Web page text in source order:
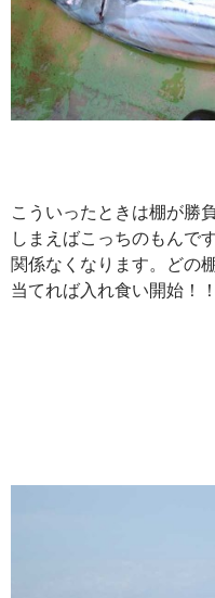
こういったときは棚が勝
しまえばこっちのもんで
関係なくなります。どの
当てれば入れ食い開始！！